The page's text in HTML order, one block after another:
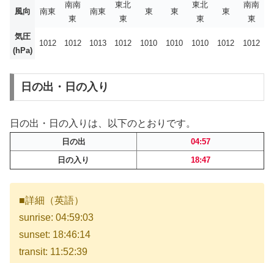
風向 南東
南南
東
南東
東北
東
東 東
東北
東
東
南南
東
気圧
(hPa)
1012 1012 1013 1012 1010 1010 1010 1012 1012
日の出・日の入り
日の出・日の入りは、以下のとおりです。
日の出
04:57
日の入り
18:47
■詳細（英語）
sunrise: 04:59:03
sunset: 18:46:14
transit: 11:52:39